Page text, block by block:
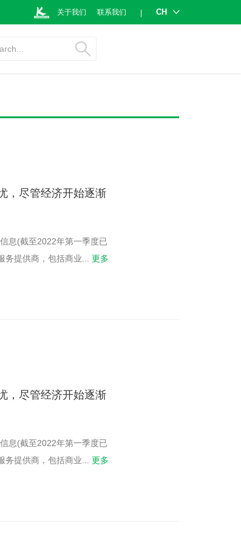
关于我们 联系我们 | CH
，尽管经济开始逐渐
息(截至2022年第一季度已
务提供商，包括商业
更多
，尽管经济开始逐渐
息(截至2022年第一季度已
务提供商，包括商业
更多